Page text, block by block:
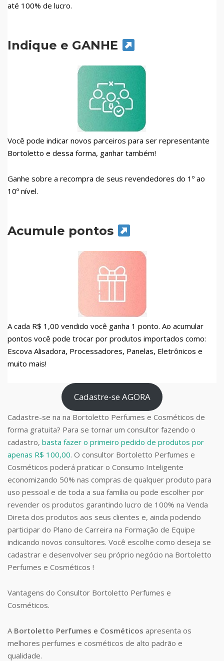
até 100% de lucro.
Indique e GANHE
Você pode indicar novos parceiros para ser representante
Bortoletto e dessa forma, ganhar também!
Ganhe sobre a recompra de seus revendedores do 1º ao
10º nível.
Acumule pontos
A cada R$ 1,00 vendido você ganha 1 ponto. Ao acumular
pontos você pode trocar por produtos importados como:
Escova Alisadora, Processadores, Panelas, Eletrônicos e
muito mais!
Cadastre-se AGORA
Cadastre-se na na Bortoletto Perfumes e Cosméticos de
forma gratuita? Para se tornar um consultor fazendo o
cadastro, basta fazer o primeiro pedido de produtos por
apenas R$ 100,00. O consultor Bortoletto Perfumes e
Cosméticos poderá praticar o Consumo Inteligente
economizando 50% nas compras de qualquer produto para
uso pessoal e de toda a sua família ou pode escolher por
revender os produtos garantindo lucro de 100% na Venda
Direta dos produtos aos seus clientes e, ainda podendo
participar do Plano de Carreira na Formação de Equipe
indicando novos consultores. Você escolhe como deseja se
cadastrar e desenvolver seu próprio negócio na Bortoletto
Perfumes e Cosméticos !
Vantagens do Consultor Bortoletto Perfumes e
Cosméticos.
A Bortoletto Perfumes e Cosméticos apresenta os
melhores perfumes e cosméticos de alto padrão e
qualidade.